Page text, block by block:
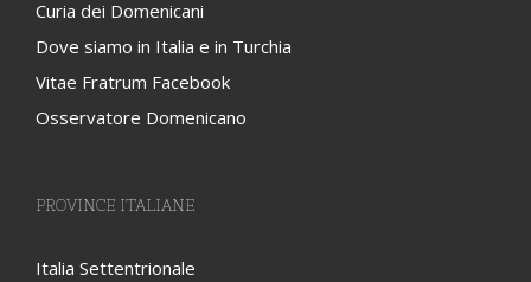
Curia dei Domenicani
Dove siamo in Italia e in Turchia
Vitae Fratrum Facebook
Osservatore Domenicano
PROVINCE ITALIANE
Italia Settentrionale